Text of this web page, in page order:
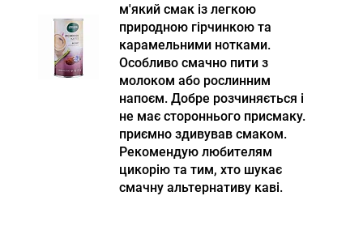
м'який смак із легкою
природною гірчинкою та
карамельними нотками.
Особливо смачно пити з
молоком або рослинним
напоєм. Добре розчиняється і
не має стороннього присмаку.
приємно здивував смаком.
Рекомендую любителям
цикорію та тим, хто шукає
смачну альтернативу каві.